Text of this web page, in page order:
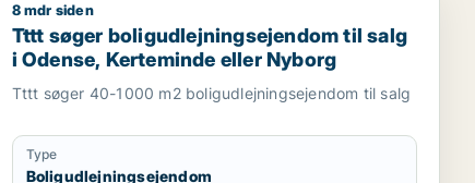
Nyborg
Tttt søger boligudlejningsejendom til salg i Odense,
8 mdr siden
Tttt søger boligudlejningsejendom til salg
i Odense, Kerteminde eller Nyborg
Tttt søger 40-1000 m2 boligudlejningsejendom til salg
Type
Boligudlejningsejendom